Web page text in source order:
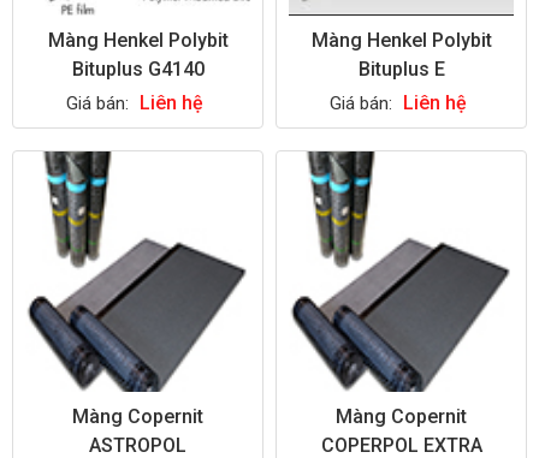
Màng Henkel Polybit
Bituplus G4140
Giá bán: Liên hệ
Màng Henkel Polybit
Bituplus E
Giá bán: Liên hệ
Màng Copernit
ASTROPOL
Màng Copernit
COPERPOL EXTRA